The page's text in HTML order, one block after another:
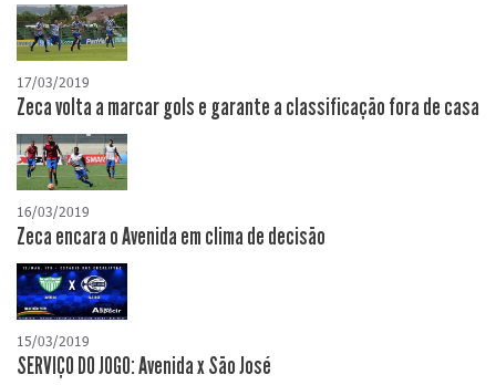
17/03/2019
Zeca volta a marcar gols e garante a classificação fora de casa
16/03/2019
Zeca encara o Avenida em clima de decisão
15/03/2019
SERVIÇO DO JOGO: Avenida x São José